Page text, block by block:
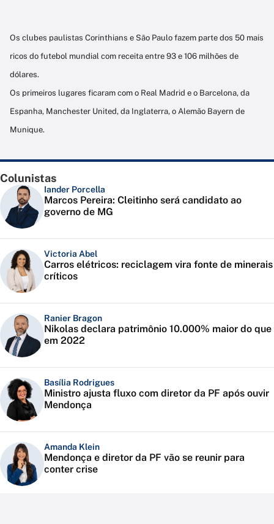
Os clubes paulistas Corinthians e São Paulo fazem parte dos 50 mais
ricos do futebol mundial com receita entre 93 e 106 milhões de
dólares.
Os primeiros lugares ficaram com o Real Madrid e o Barcelona, da
Espanha, Manchester United, da Inglaterra, o Alemão Bayern de
Munique.
Colunistas
Iander Porcella
Marcos Pereira: Cleitinho será candidato ao
governo de MG
Victoria Abel
Carros elétricos: reciclagem vira fonte de minerais
críticos
Ranier Bragon
Nikolas declara patrimônio 10.000% maior do que
em 2022
Basília Rodrigues
Ministro ajusta fluxo com diretor da PF após ouvir
Mendonça
Amanda Klein
Mendonça e diretor da PF vão se reunir para
conter crise